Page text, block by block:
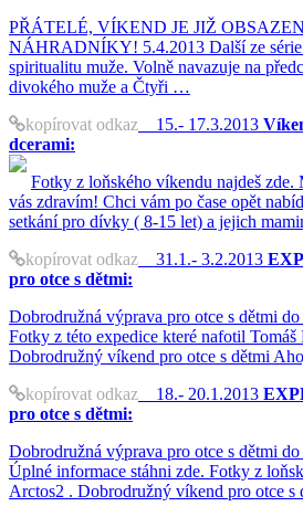
PŘÁTELÉ, VÍKEND JE JIŽ
NÁHRADNÍKY! 5.4.2013 Další ze série
spiritualitu muže. Volně navazuje na
divokého muže a Čtyři …
kopírovat odkaz 15.- 17.3.2013
dcerami:
Fotky z loňského víkendu najdeš zde.
vás zdravím! Chci vám po čase opět
setkání pro dívky ( 8-15 let) a jejich
kopírovat odkaz 31.1.- 3.2.2013
pro otce s dětmi:
Dobrodružná výprava pro otce s dětmi
Fotky z této expedice které nafotil Tomáš
Dobrodružný víkend pro otce s dětmi
kopírovat odkaz 18.- 20.1.2013
pro otce s dětmi:
Dobrodružná výprava pro otce s dětmi
Úplné informace stáhni zde. Fotky z
Arctos2 . Dobrodružný víkend pro otce